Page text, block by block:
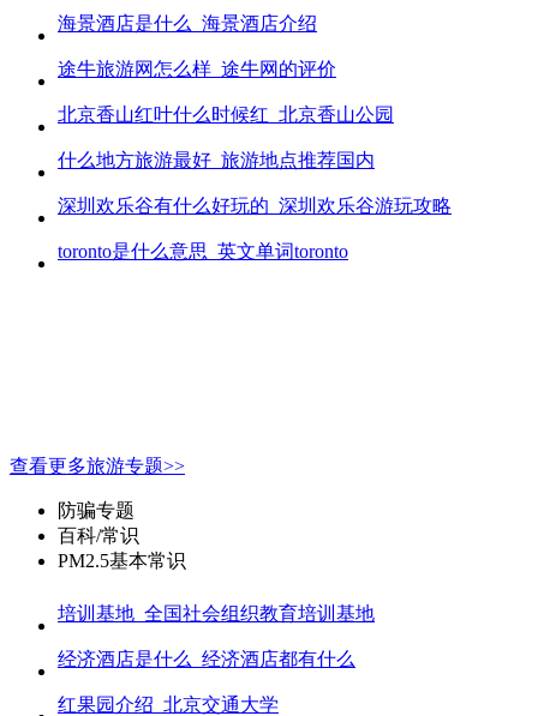
海景酒店是什么_海景酒店介绍
途牛旅游网怎么样_途牛网的评价
北京香山红叶什么时候红_北京香山公园
什么地方旅游最好_旅游地点推荐国内
深圳欢乐谷有什么好玩的_深圳欢乐谷游玩攻略
toronto是什么意思_英文单词toronto
查看更多旅游专题>>
防骗专题
百科/常识
PM2.5基本常识
培训基地_全国社会组织教育培训基地
经济酒店是什么_经济酒店都有什么
红果园介绍_北京交通大学